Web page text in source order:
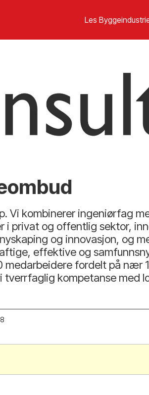
Les
Vi kombinerer ingeniørfag
i privat og offentlig sektor,
og innovasjon, og
effektive og
fordelt på nær
tverrfaglig kompetanse med